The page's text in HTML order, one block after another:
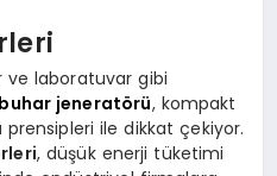
ve laboratuvar gibi
buhar jeneratörü, kompakt
prensipleri ile dikkat çekiyor.
, düşük enerji tüketimi